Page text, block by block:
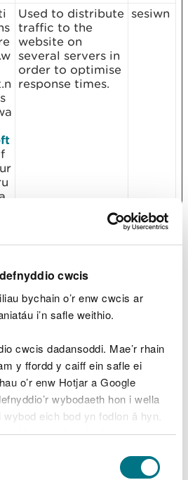
cwcis
bychain o’r enw cwcis ar
i’n safle weithio.
cwcis dadansoddi. Mae’r rhain
y ffordd y caiff ein safle ei
o’r enw Hotjar a Google
wybodaeth hon i wella
eich bod yn fodlon â hyn.
i gadw eich dewis.
cwcis cyn i chi ddewis.
Used to distribute
traffic to the
website on
several servers in
order to optimise
response times.
sesiwn
Stores the user's
state for the
current domain
This cookie is
used to
determine if the
visitor has
accepted the
cookie consent
sesiwn
Parhao